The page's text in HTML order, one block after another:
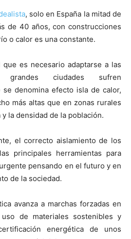
, solo en España la mitad de
de 40 años, con construcciones
o calor es una constante.
es necesario adaptarse a las
grandes ciudades sufren
denomina efecto isla de calor,
más altas que en zonas rurales
la densidad de la población.
el correcto aislamiento de los
principales herramientas para
pensando en el futuro y en
de la sociedad.
avanza a marchas forzadas en
de materiales sostenibles y
energética de unos